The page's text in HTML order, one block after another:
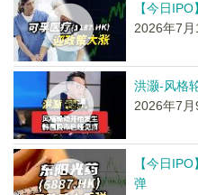
【今日
2026年7
洪灏-风格
2026年7
【今日
弹